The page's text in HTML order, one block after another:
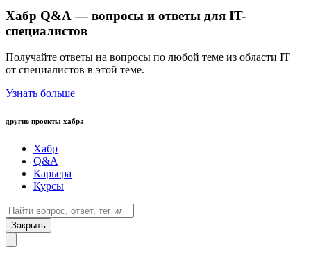
Хабр Q&A — вопросы и ответы для IT-
специалистов
Получайте ответы на вопросы по любой теме из области IT
от специалистов в этой теме.
Узнать больше
другие проекты хабра
Хабр
Q&A
Карьера
Курсы
Закрыть